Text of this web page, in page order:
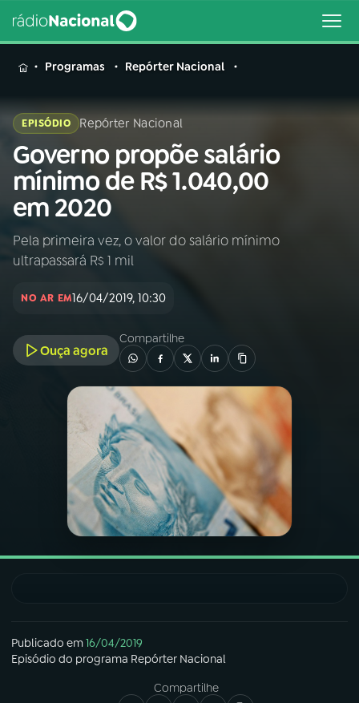
MENU
Buscar
na
Rádio
Nacional
Buscar
AO VIVO
INÍCIO
A RÁDIO
PROGRAMAÇÃO
PROGRAMAS
PODCASTS
06VIDEOCASTS
08FESTIVAL DE MÚSICA
Programas Repórter Nacional
EPISÓDIO Repórter Nacional
Governo propõe salário
mínimo de R$ 1.040,00
em 2020
Pela primeira vez, o valor do salário mínimo
ultrapassará R$ 1 mil
NO AR EM16/04/2019, 10:30
Ouça agora
Compartilhe
Publicado em16/04/2019
Episódio do programa Repórter Nacional
Compartilhe